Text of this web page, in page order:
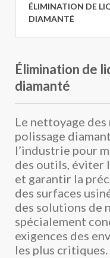
ÉLIMINATION DE
DIAMANTÉ
Élimination de
diamanté
Le nettoyage
polissage
l’industrie pour
des outils, éviter
et garantir la
des surfaces
des solutions de
spécialement
exigences des
les plus critiques.